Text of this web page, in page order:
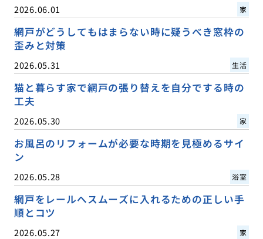
2026.06.01 家
網戸がどうしてもはまらない時に疑うべき窓枠の
歪みと対策
2026.05.31 生活
猫と暮らす家で網戸の張り替えを自分でする時の
工夫
2026.05.30 家
お風呂のリフォームが必要な時期を見極めるサイ
ン
2026.05.28 浴室
網戸をレールへスムーズに入れるための正しい手
順とコツ
2026.05.27 家